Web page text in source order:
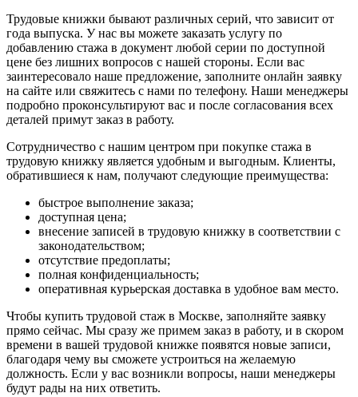
Трудовые книжки бывают различных серий, что зависит от
года выпуска. У нас вы можете заказать услугу по
добавлению стажа в документ любой серии по доступной
цене без лишних вопросов с нашей стороны. Если вас
заинтересовало наше предложение, заполните онлайн заявку
на сайте или свяжитесь с нами по телефону. Наши менеджеры
подробно проконсультируют вас и после согласования всех
деталей примут заказ в работу.
Сотрудничество с нашим центром при покупке стажа в
трудовую книжку является удобным и выгодным. Клиенты,
обратившиеся к нам, получают следующие преимущества:
быстрое выполнение заказа;
доступная цена;
внесение записей в трудовую книжку в соответствии с
законодательством;
отсутствие предоплаты;
полная конфиденциальность;
оперативная курьерская доставка в удобное вам место.
Чтобы купить трудовой стаж в Москве, заполняйте заявку
прямо сейчас. Мы сразу же примем заказ в работу, и в скором
времени в вашей трудовой книжке появятся новые записи,
благодаря чему вы сможете устроиться на желаемую
должность. Если у вас возникли вопросы, наши менеджеры
будут рады на них ответить.